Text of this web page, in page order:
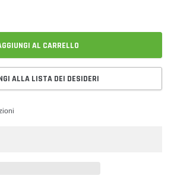
AL CARRELLO
ALLA LISTA DEI DESIDERI